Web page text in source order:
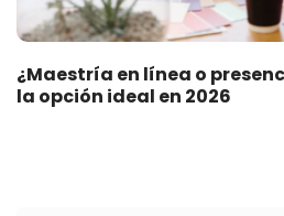
¿Maestría en línea o
la opción ideal en 2026